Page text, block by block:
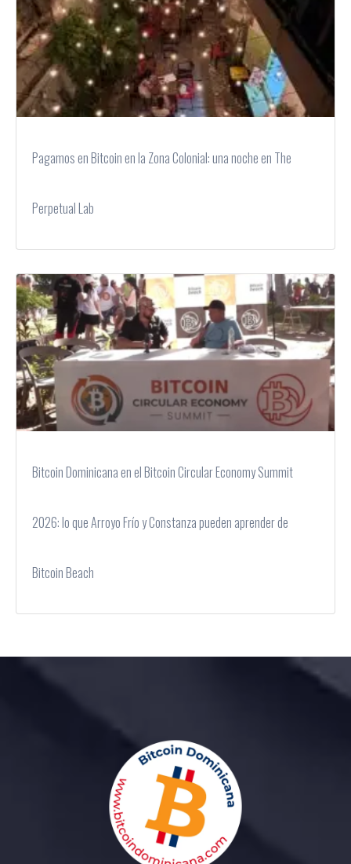
Pagamos en Bitcoin en la Zona Colonial: una noche en The
Perpetual Lab
Bitcoin Dominicana en el Bitcoin Circular Economy Summit
2026: lo que Arroyo Frío y Constanza pueden aprender de
Bitcoin Beach